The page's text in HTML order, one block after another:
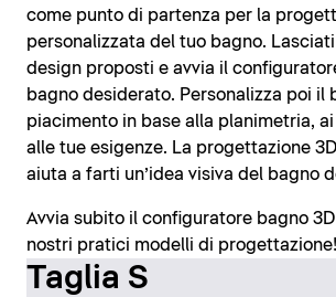
come punto di partenza per la
personalizzata del tuo bagno.
design proposti e avvia il
bagno desiderato. Personalizza poi il
piacimento in base alla planimetria,
alle tue esigenze. La progettazione
aiuta a farti un’idea visiva del bagno
Avvia subito il configuratore bagno
nostri pratici modelli di progettazione!
Taglia S